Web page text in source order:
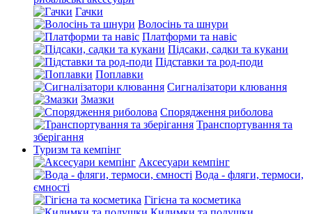
Гачки
Волосінь та шнури
Платформи та навіс
Підсаки, садки та кукани
Підставки та род-поди
Поплавки
Сигналізатори клювання
Змазки
Спорядження риболова
Транспортування та
зберігання
Туризм та кемпінг
Аксесуари кемпінг
Вода - фляги, термоси,
ємності
Гігієна та косметика